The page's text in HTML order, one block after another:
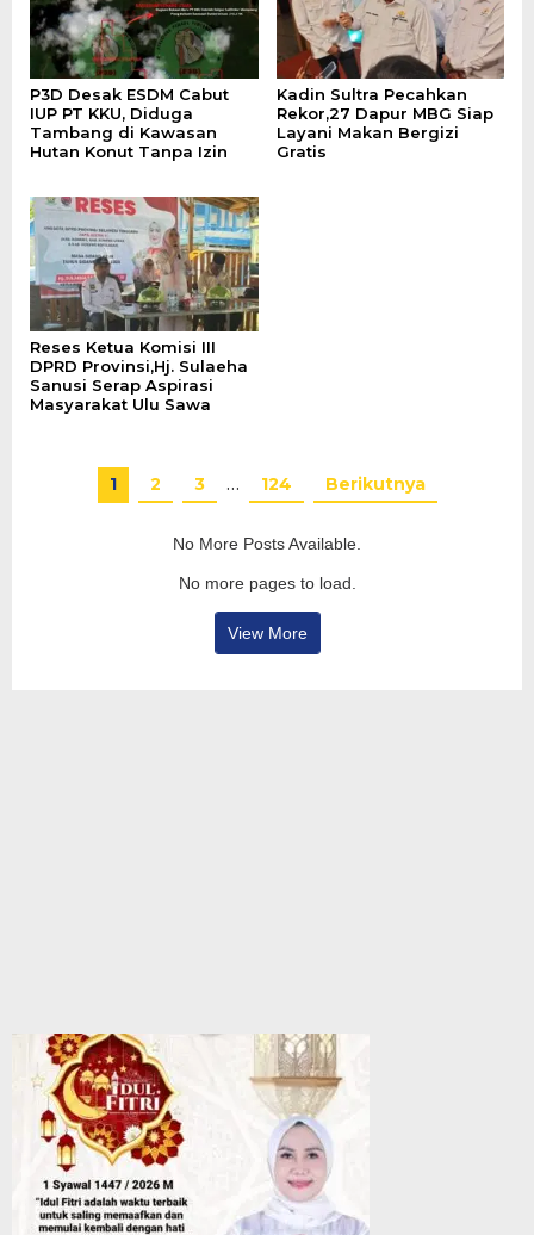
P3D Desak ESDM Cabut
IUP PT KKU, Diduga
Tambang di Kawasan
Hutan Konut Tanpa Izin
Kadin Sultra Pecahkan
Rekor,27 Dapur MBG Siap
Layani Makan Bergizi
Gratis
Reses Ketua Komisi III
DPRD Provinsi,Hj. Sulaeha
Sanusi Serap Aspirasi
Masyarakat Ulu Sawa
1 2 3 … 124 Berikutnya
No More Posts Available.
No more pages to load.
View More